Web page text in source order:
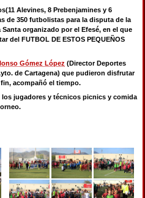
Alevines, 8 Prebenjamines y 6
de 350 futbolistas para la disputa de la
Santa organizado por el Efesé, en el que
del FUTBOL DE ESTOS PEQUEÑOS
Gómez López (Director Deportes
de Cartagena) que pudieron disfrutar
acompañó el tiempo.
jugadores y técnicos picnics y comida